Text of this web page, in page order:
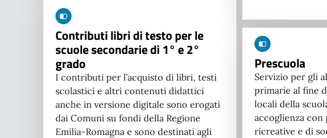
Contributi libri di testo per le
scuole secondarie di 1° e 2°
grado
I contributi per l’acquisto di libri, testi
scolastici e altri contenuti didattici
anche in versione digitale sono erogati
dai Comuni su fondi della Regione
Emilia-Romagna e sono destinati agli
Prescuola
Servizio per gli
primarie al fine
locali della
accoglienza con
ricreative e di